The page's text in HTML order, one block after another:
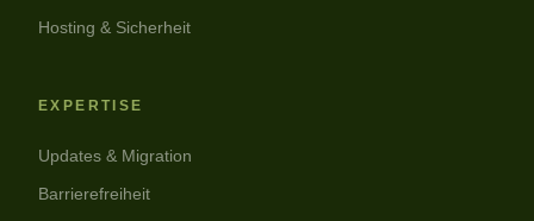
Hosting & Sicherheit
EXPERTISE
Updates & Migration
Barrierefreiheit